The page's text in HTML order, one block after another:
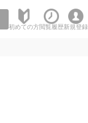
初めての方閲覧履歴新規登録